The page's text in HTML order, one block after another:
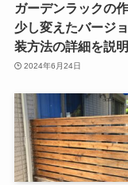
ガーデンラックの
少し変えたバージ
装方法の詳細を説
2024年6月24日